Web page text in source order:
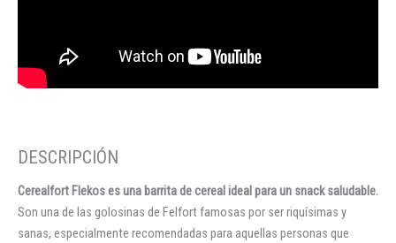
Cerealfort Flekos es una barrita de cereal ideal para un snack saludable.
Son una de las golosinas de Felfort famosas por ser riquísimas y
sanas, especialmente recomendadas para aquellas personas que